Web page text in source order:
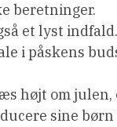
beretninger.
et lyst
i påskens
højt om julen,
sine